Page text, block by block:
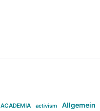
ACADEMIA activism Allgemein